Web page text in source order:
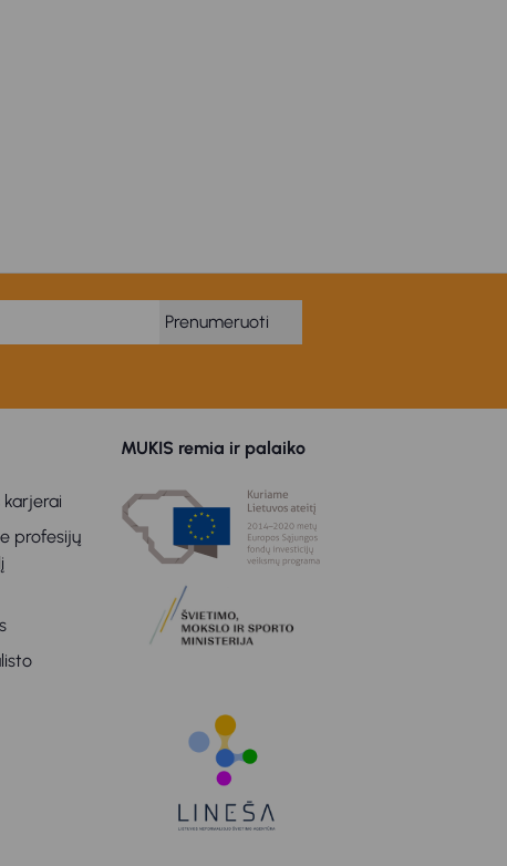
Prenumeruoti
karjerai
profesijų
MUKIS remia ir palaiko